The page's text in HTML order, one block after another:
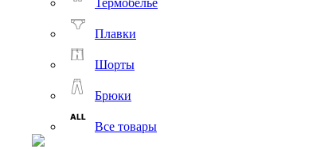
Термобелье
Плавки
Шорты
Брюки
Все товары